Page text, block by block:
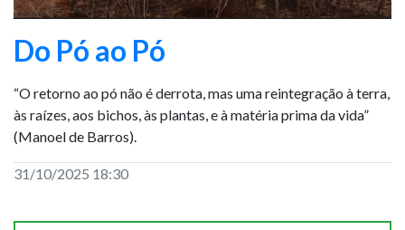
Do Pó ao Pó
“O retorno ao pó não é derrota, mas uma reintegração à terra,
às raízes, aos bichos, às plantas, e à matéria prima da vida”
(Manoel de Barros).
31/10/2025 18:30